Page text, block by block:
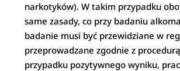
narkotyków). W takim przypadku
same zasady, co przy badaniu
badanie musi być przewidziane w
przeprowadzane zgodnie z
przypadku pozytywnego wyniku,